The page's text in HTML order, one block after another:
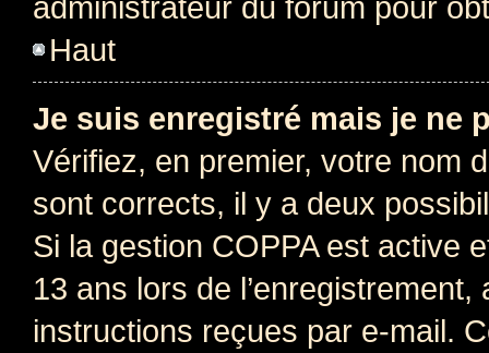
Haut
Je suis enregistré mais je ne
Vérifiez, en premier, votre nom
sont corrects, il y a deux
Si la gestion COPPA est active
13 ans lors de
instructions reçues par e-mail.